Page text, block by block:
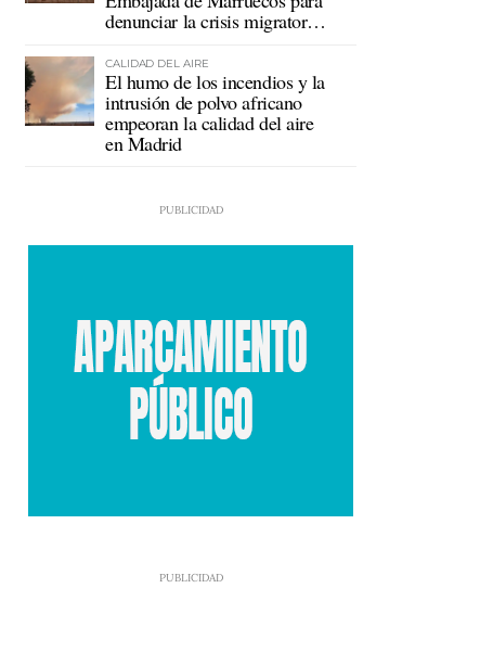
denunciar la crisis migratoria
CALIDAD DEL AIRE
El humo de los incendios y la
intrusión de polvo africano
empeoran la calidad del aire
en Madrid